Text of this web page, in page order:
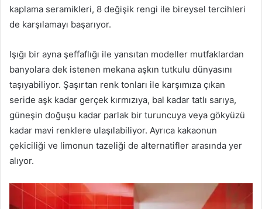
kaplama seramikleri, 8 değişik rengi ile bireysel tercihleri
de karşılamayı başarıyor.
Işığı bir ayna şeffaflığı ile yansıtan modeller mutfaklardan
banyolara dek istenen mekana aşkın tutkulu dünyasını
taşıyabiliyor. Şaşırtan renk tonları ile karşımıza çıkan
seride aşk kadar gerçek kırmızıya, bal kadar tatlı sarıya,
güneşin doğuşu kadar parlak bir turuncuya veya gökyüzü
kadar mavi renklere ulaşılabiliyor. Ayrıca kakaonun
çekiciliği ve limonun tazeliği de alternatifler arasında yer
alıyor.